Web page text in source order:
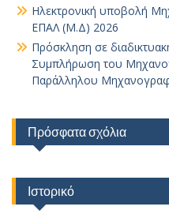
Ηλεκτρονική υποβολή
ΕΠΑΛ (Μ.Δ) 2026
Πρόσκληση σε
Συμπλήρωση του
Παράλληλου
Πρόσφατα σχόλια
Ιστορικό